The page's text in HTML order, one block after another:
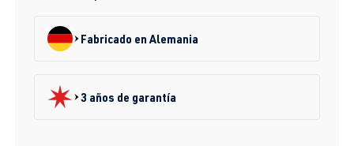
Fabricado en Alemania
3 años de garantía